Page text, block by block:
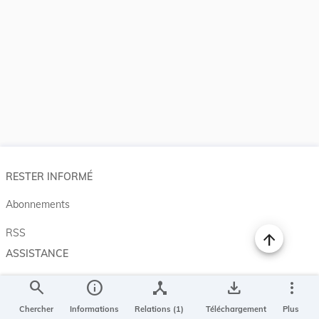
search
Chercher
info
Informations
device_hub
Relations (1)
save_alt
Téléchargement
more_vert
Plus
RESTER INFORMÉ
Abonnements
RSS
ASSISTANCE
Aide et à propos
Projet Casemates